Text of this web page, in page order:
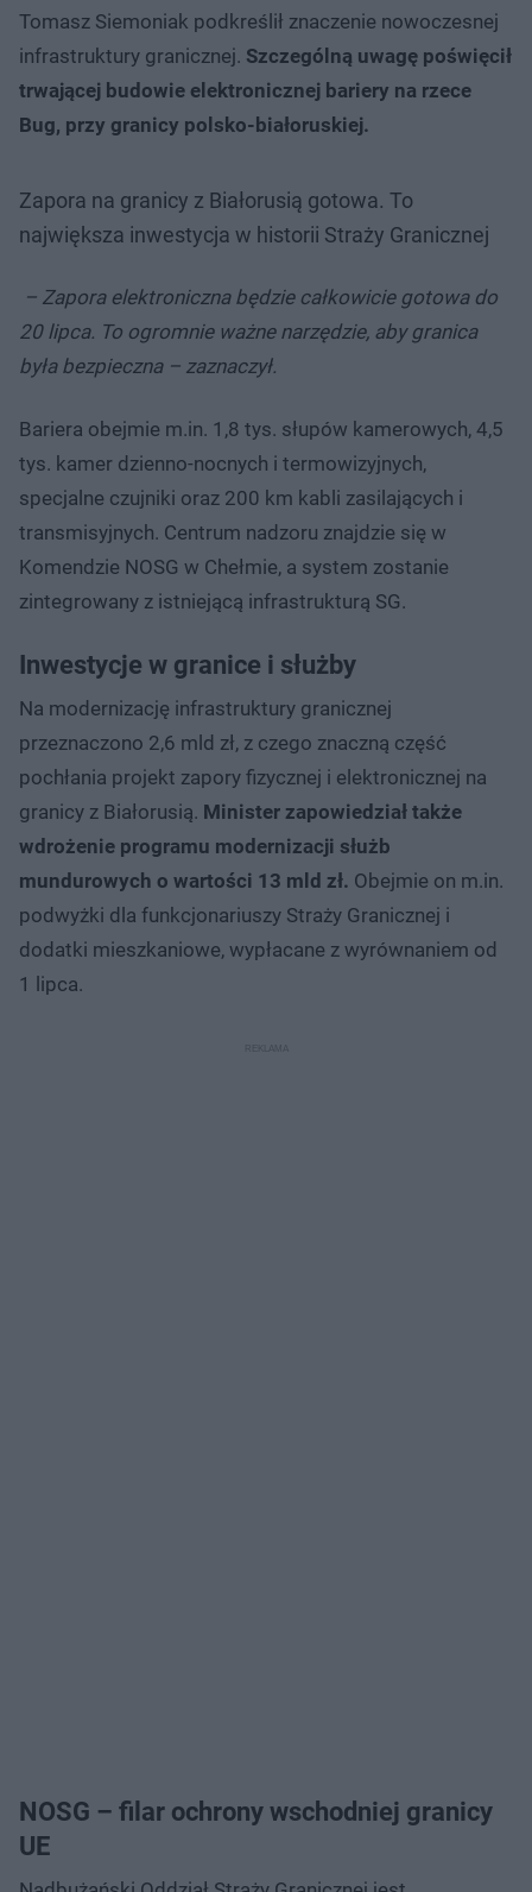
Tomasz Siemoniak podkreślił znaczenie nowoczesnej
infrastruktury granicznej. Szczególną uwagę poświęcił
trwającej budowie elektronicznej bariery na rzece
Bug, przy granicy polsko-białoruskiej.
Zapora na granicy z Białorusią gotowa. To
największa inwestycja w historii Straży Granicznej
– Zapora elektroniczna będzie całkowicie gotowa do
20 lipca. To ogromnie ważne narzędzie, aby granica
była bezpieczna – zaznaczył.
Bariera obejmie m.in. 1,8 tys. słupów kamerowych, 4,5
tys. kamer dzienno-nocnych i termowizyjnych,
specjalne czujniki oraz 200 km kabli zasilających i
transmisyjnych. Centrum nadzoru znajdzie się w
Komendzie NOSG w Chełmie, a system zostanie
zintegrowany z istniejącą infrastrukturą SG.
Inwestycje w granice i służby
Na modernizację infrastruktury granicznej
przeznaczono 2,6 mld zł, z czego znaczną część
pochłania projekt zapory fizycznej i elektronicznej na
granicy z Białorusią. Minister zapowiedział także
wdrożenie programu modernizacji służb
mundurowych o wartości 13 mld zł. Obejmie on m.in.
podwyżki dla funkcjonariuszy Straży Granicznej i
dodatki mieszkaniowe, wypłacane z wyrównaniem od
1 lipca.
NOSG – filar ochrony wschodniej granicy
UE